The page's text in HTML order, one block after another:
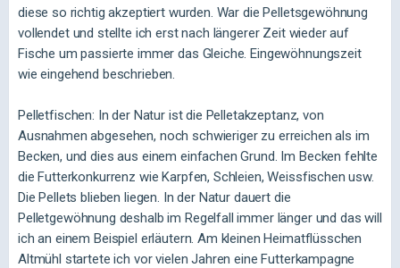
diese so richtig akzeptiert wurden. War die Pelletsgewöhnung
vollendet und stellte ich erst nach längerer Zeit wiederauf
Fische um passierte immer das Gleiche. Eingewöhnungszeit
wie eingehend beschrieben.
Pelletfischen: In der Natur ist die Pelletakzeptanz, von
Ausnahmen abgesehen, noch schwieriger zu erreichen als im
Becken, und dies aus einem einfachen Grund. Im Becken fehlte
die Futterkonkurrenz wie Karpfen, Schleien, Weissfischen usw.
Die Pellets blieben liegen. In der Natur dauert die
Pelletgewöhnung deshalb im Regelfall immer länger und das will
ich an einem Beispiel erläutern. Am kleinen Heimatflüsschen
Altmühl startete ich vor vielen Jahren eine Futterkampagne